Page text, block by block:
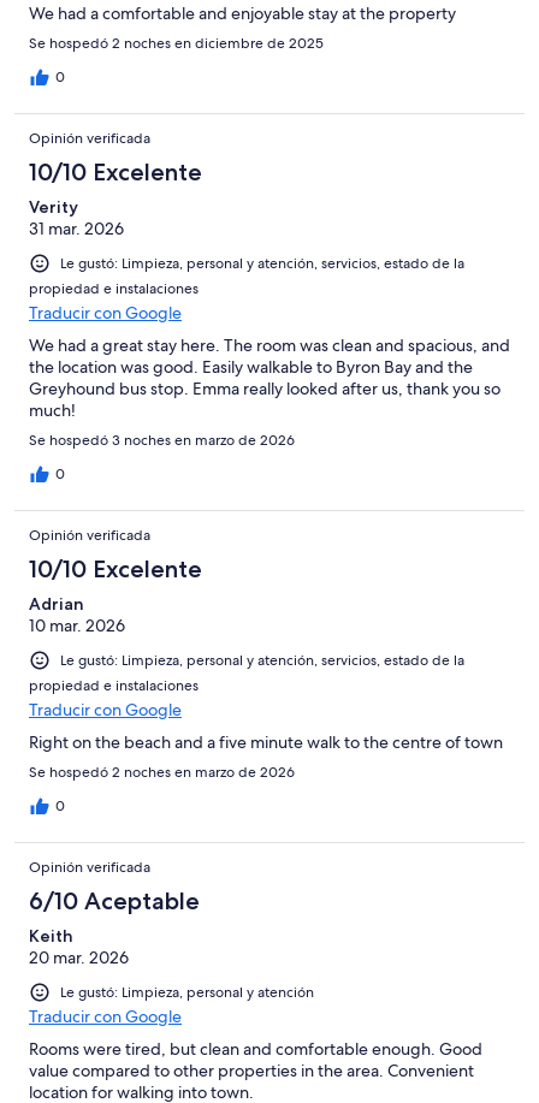
We had a comfortable and enjoyable stay at the property
Se hospedó 2 noches en diciembre de 2025
0
Opinión verificada
10/10 Excelente
Verity
31 mar. 2026
Le gustó: Limpieza, personal y atención, servicios, estado de la
propiedad e instalaciones
Traducir con Google
We had a great stay here. The room was clean and spacious, and
the location was good. Easily walkable to Byron Bay and the
Greyhound bus stop. Emma really looked after us, thank you so
much!
Se hospedó 3 noches en marzo de 2026
0
Opinión verificada
10/10 Excelente
Adrian
10 mar. 2026
Le gustó: Limpieza, personal y atención, servicios, estado de la
propiedad e instalaciones
Traducir con Google
Right on the beach and a five minute walk to the centre of town
Se hospedó 2 noches en marzo de 2026
0
Opinión verificada
6/10 Aceptable
Keith
20 mar. 2026
Le gustó: Limpieza, personal y atención
Traducir con Google
Rooms were tired, but clean and comfortable enough. Good
value compared to other properties in the area. Convenient
location for walking into town.